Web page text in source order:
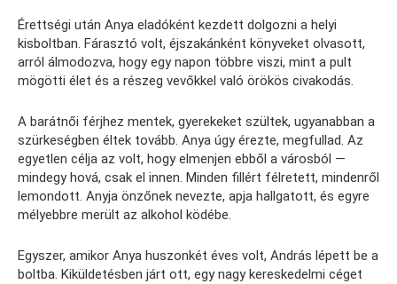
Érettségi után Anya eladóként kezdett dolgozni a helyi
kisboltban. Fárasztó volt, éjszakánként könyveket olvasott,
arról álmodozva, hogy egy napon többre viszi, mint a pult
mögötti élet és a részeg vevőkkel való örökös civakodás.
A barátnői férjhez mentek, gyerekeket szültek, ugyanabban a
szürkeségben éltek tovább. Anya úgy érezte, megfullad. Az
egyetlen célja az volt, hogy elmenjen ebből a városból —
mindegy hová, csak el innen. Minden fillért félretett, mindenről
lemondott. Anyja önzőnek nevezte, apja hallgatott, és egyre
mélyebbre merült az alkohol ködébe.
Egyszer, amikor Anya huszonkét éves volt, András lépett be a
boltba. Kiküldetésben járt ott, egy nagy kereskedelmi céget